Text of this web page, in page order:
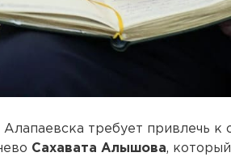
Алапаевска требует привлечь к
Сахавата Алышова,